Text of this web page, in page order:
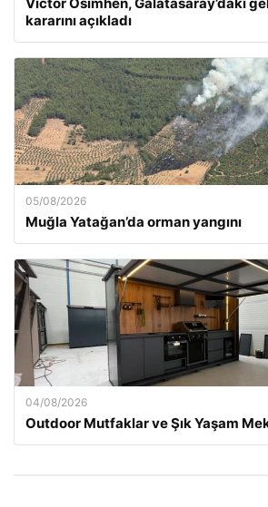
kararını açıkladı
05/08/2026
Muğla Yatağan’da orman yangını
04/08/2026
Outdoor Mutfaklar ve Şık Yaşam